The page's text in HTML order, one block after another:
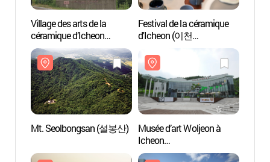
Village des arts de la
céramique d’Icheon
(Icheon Yes Park)
(이천도자예술마을 (이천
예스파크))
Festival de la céramique
d'Icheon (이천
Mt. Seolbongsan (설봉산)
Musée d’art Woljeon à
Icheon
(이천시립월전미술관)